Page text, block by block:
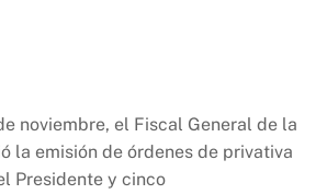
noviembre, el Fiscal General de la
la emisión de órdenes de privativa
Presidente y cinco